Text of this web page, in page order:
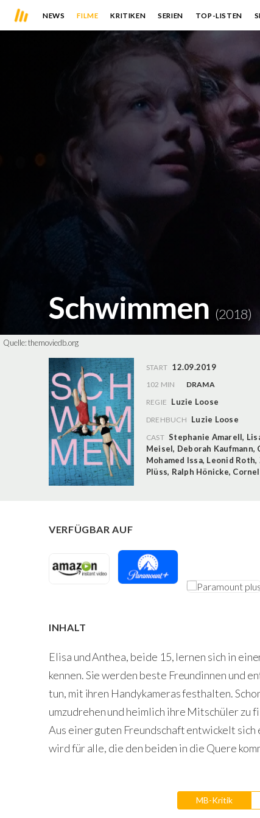
NEWS FILME KRITIKEN SERIEN TOP-LISTEN
Schwimmen (2018)
Quelle:themoviedb.org
START 12.09.2019
102 MIN
DRAMA
REGIE Luzie Loose
DREHBUCH Luzie Loose
CAST Stephanie Amarell,
Meisel, Deborah Kaufmann,
Mohamed Issa, Leonid Roth,
Plüss, Ralph Hönicke,
VERFÜGBAR AUF
INHALT
Elisa und Anthea, beide 15, lernen sich in
kennen. Sie werden beste Freundinnen und
tun, mit ihren Handykameras festhalten.
umzudrehen und heimlich ihre Mitschüler zu
Aus einer guten Freundschaft entwickelt
wird für alle, die den beiden in die Quere
MB-Kritik